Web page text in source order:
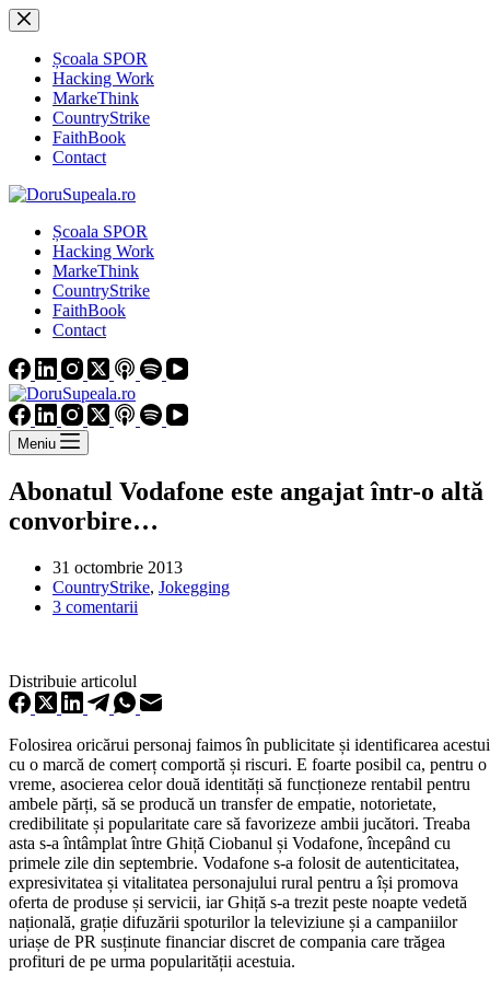
Sari
la
conținutȘcoala SPOR
Hacking Work
MarkeThink
CountryStrike
FaithBook
Contact
Școala SPOR
Hacking Work
MarkeThink
CountryStrike
FaithBook
Contact
Meniu
Abonatul Vodafone este angajat într-o altă
convorbire…
31 octombrie 2013
CountryStrike, Jokegging
3 comentarii
Distribuie articolul
Folosirea oricărui personaj faimos în publicitate și identificarea
cu o marcă de comerț comportă și riscuri. E foarte posibil ca, pentru o
vreme, asocierea celor două identități să funcționeze rentabil pentru
ambele părți, să se producă un transfer de empatie, notorietate,
credibilitate și popularitate care să favorizeze ambii jucători. Treaba
asta s-a întâmplat între Ghiță Ciobanul și Vodafone, începând cu
primele zile din septembrie. Vodafone s-a folosit de autenticitatea,
expresivitatea și vitalitatea personajului rural pentru a își promova
oferta de produse și servicii, iar Ghiță s-a trezit peste noapte vedetă
națională, grație difuzării spoturilor la televiziune și a campaniilor
uriașe de PR susținute financiar discret de compania care trăgea
profituri de pe urma popularității acestuia.